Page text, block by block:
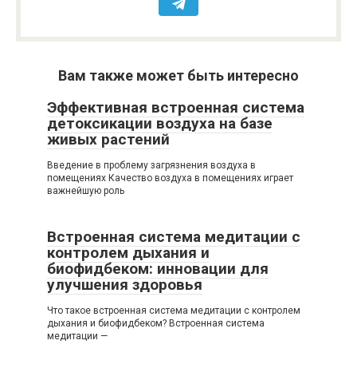
Вам также может быть интересно
Эффективная встроенная система
детоксикации воздуха на базе
живых растений
Введение в проблему загрязнения воздуха в
помещениях Качество воздуха в помещениях играет
важнейшую роль
Встроенная система медитации с
контролем дыхания и
биофидбеком: инновации для
улучшения здоровья
Что такое встроенная система медитации с контролем
дыхания и биофидбеком? Встроенная система
медитации —